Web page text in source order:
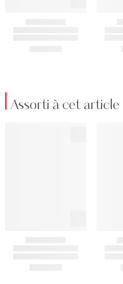
Assorti à cet article